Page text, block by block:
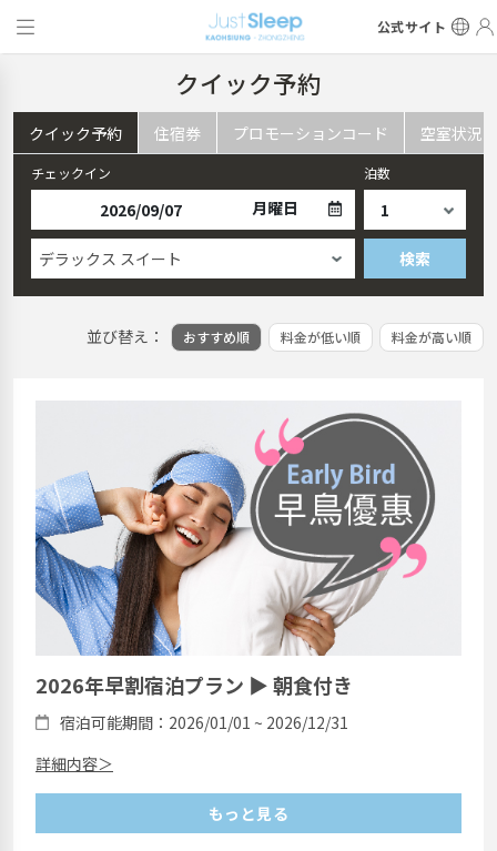
公式サイト
クイック予約
クイック予約 住宿券 プロモーションコード 空室状況
チェックイン
月曜日
泊数
デラックス スイート 検索
並び替え： おすすめ順 料金が低い順 料金が高い順
2026年早割宿泊プラン ▶ 朝食付き
宿泊可能期間：2026/01/01 ~ 2026/12/31
詳細内容＞
もっと見る